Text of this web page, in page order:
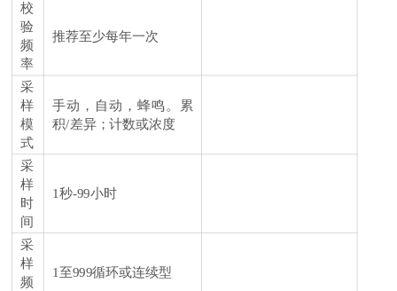
校
验
频
率
推荐至少每年一次
采
样
模
式
手动，自动，蜂鸣。累
积/差异；计数或浓度
采
样
时
间
1秒-99小时
采
样
频
1至999循环或连续型